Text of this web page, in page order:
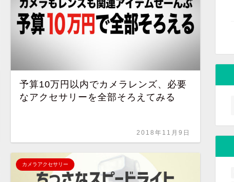
予算10万円以内でカメラレンズ、必要
なアクセサリーを全部そろえてみる
2018年11月9日
カメラアクセサリー